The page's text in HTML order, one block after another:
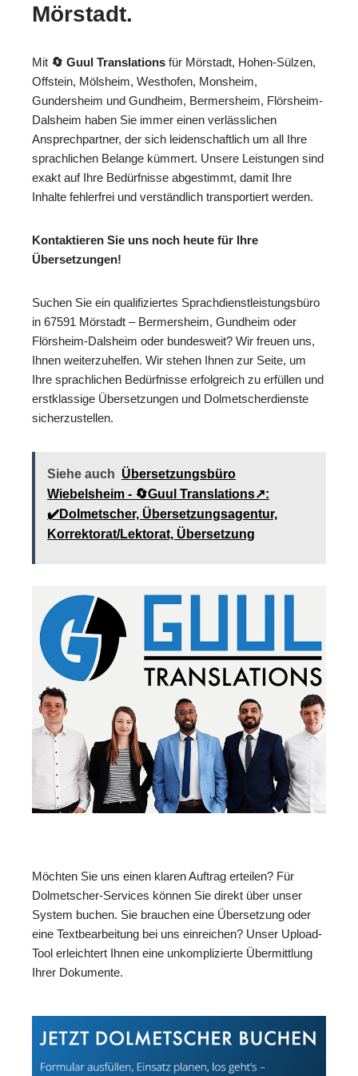
Mörstadt.
Mit 🔄 Guul Translations für Mörstadt, Hohen-Sülzen,
Offstein, Mölsheim, Westhofen, Monsheim,
Gundersheim und Gundheim, Bermersheim, Flörsheim-
Dalsheim haben Sie immer einen verlässlichen
Ansprechpartner, der sich leidenschaftlich um all Ihre
sprachlichen Belange kümmert. Unsere Leistungen sind
exakt auf Ihre Bedürfnisse abgestimmt, damit Ihre
Inhalte fehlerfrei und verständlich transportiert werden.
Kontaktieren Sie uns noch heute für Ihre
Übersetzungen!
Suchen Sie ein qualifiziertes Sprachdienstleistungsbüro
in 67591 Mörstadt – Bermersheim, Gundheim oder
Flörsheim-Dalsheim oder bundesweit? Wir freuen uns,
Ihnen weiterzuhelfen. Wir stehen Ihnen zur Seite, um
Ihre sprachlichen Bedürfnisse erfolgreich zu erfüllen und
erstklassige Übersetzungen und Dolmetscherdienste
sicherzustellen.
Siehe auch Übersetzungsbüro
Wiebelsheim - 🔄Guul Translations↗️:
✔️Dolmetscher, Übersetzungsagentur,
Korrektorat/Lektorat, Übersetzung
Möchten Sie uns einen klaren Auftrag erteilen? Für
Dolmetscher-Services können Sie direkt über unser
System buchen. Sie brauchen eine Übersetzung oder
eine Textbearbeitung bei uns einreichen? Unser Upload-
Tool erleichtert Ihnen eine unkomplizierte Übermittlung
Ihrer Dokumente.